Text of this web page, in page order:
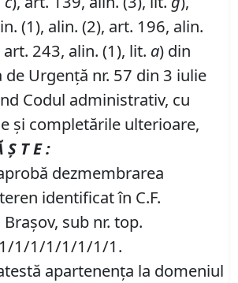
(1), alin. (2), art. 196, alin.
art. 243, alin. (1), lit. a) din
Urgență nr. 57 din 3 iulie
Codul administrativ, cu
și completările ulterioare,
Ş T E :
dezmembrarea
identificat în C.F.
sub nr. top.
1/1/1/1/1/1/1.
apartenenţa la domeniul